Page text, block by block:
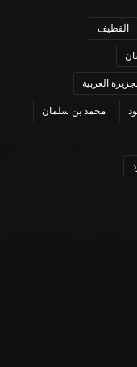
القطيف
العربية
محمد بن سلمان